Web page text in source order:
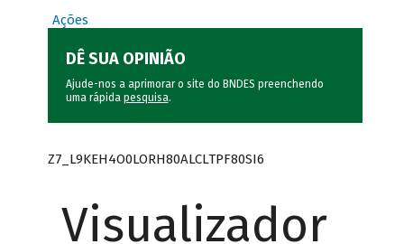
Ações
DÊ SUA OPINIÃO
Ajude-nos a aprimorar o site do BNDES preenchendo
uma rápida pesquisa.
Z7_L9KEH4O0LORH80ALCLTPF80SI6
Visualizador